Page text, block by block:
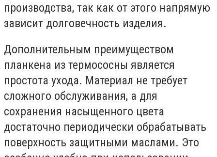
производства, так как от этого напрямую
зависит долговечность изделия.
Дополнительным преимуществом
планкена из термососны является
простота ухода. Материал не требует
сложного обслуживания, а для
сохранения насыщенного цвета
достаточно периодически обрабатывать
поверхность защитными маслами. Это